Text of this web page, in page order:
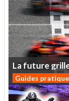
Lafuture
Guides